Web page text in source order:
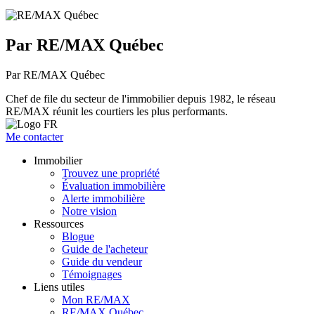
Par RE/MAX Québec
Par RE/MAX Québec
Chef de file du secteur de l'immobilier depuis 1982, le réseau
RE/MAX réunit les courtiers les plus performants.
Me contacter
Immobilier
Trouvez une propriété
Évaluation immobilière
Alerte immobilière
Notre vision
Ressources
Blogue
Guide de l'acheteur
Guide du vendeur
Témoignages
Liens utiles
Mon RE/MAX